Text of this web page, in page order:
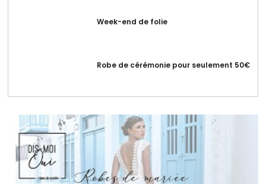
Week-end de folie
Robe de cérémonie pour seulement 50€